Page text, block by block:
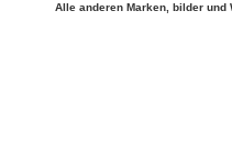
Alle anderen Marken, bilder und